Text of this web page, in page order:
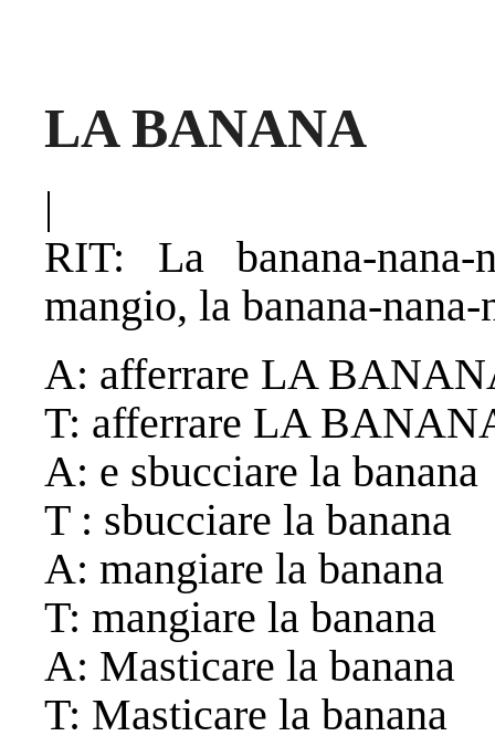
LA BANANA
|
RIT: La banana-
mangio, la banana-
A: afferrare LA
T: afferrare LA
A: e sbucciare la banana
T : sbucciare la banana
A: mangiare la banana
T: mangiare la banana
A: Masticare la banana
T: Masticare la banana